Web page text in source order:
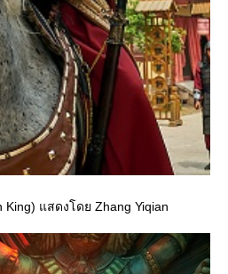
แสดงโดย Zhang Yiqian